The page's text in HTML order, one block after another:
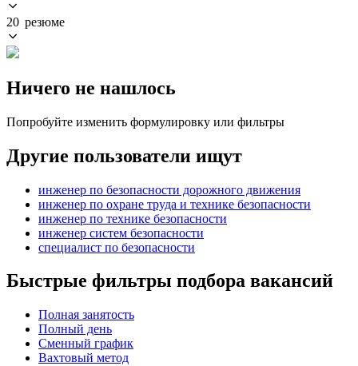
20 резюме
Ничего не нашлось
Попробуйте изменить формулировку или фильтры
Другие пользователи ищут
инженер по безопасности дорожного движения
инженер по охране труда и технике безопасности
инженер по технике безопасности
инженер систем безопасности
специалист по безопасности
Быстрые фильтры подбора вакансий
Полная занятость
Полный день
Сменный график
Вахтовый метод